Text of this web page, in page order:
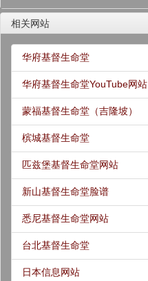
相关网站
华府基督生命堂
华府基督生命堂YouTube网站
蒙福基督生命堂（吉隆坡）
槟城基督生命堂
匹兹堡基督生命堂网站
新山基督生命堂脸谱
悉尼基督生命堂网站
台北基督生命堂
日本信息网站